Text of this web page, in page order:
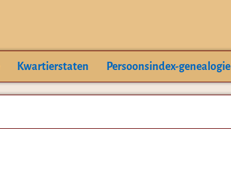
Kwartierstaten Persoonsindex-genealogie